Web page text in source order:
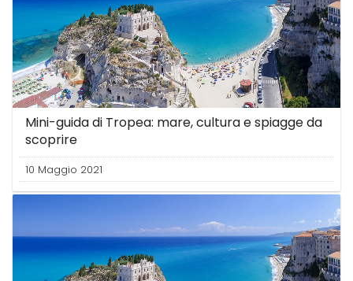
Mini-guida di Tropea: mare, cultura e spiagge da
scoprire
10 Maggio 2021